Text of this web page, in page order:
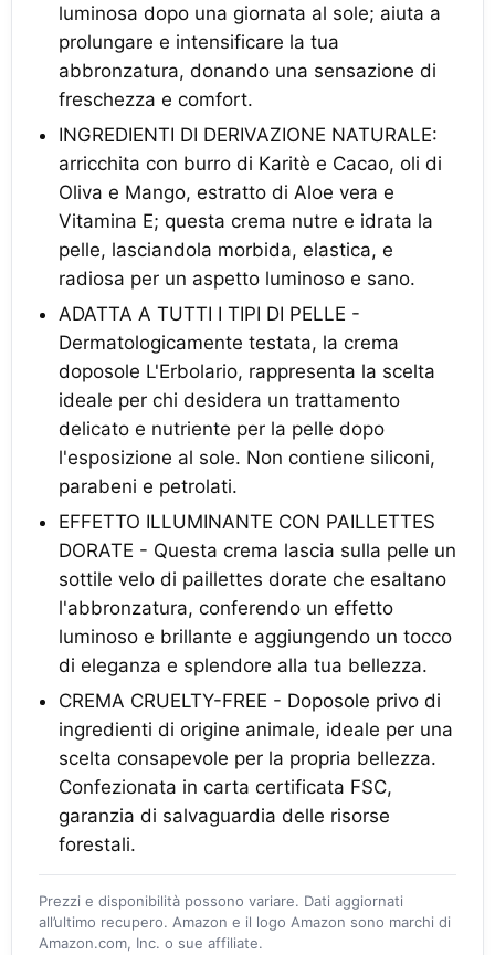
luminosa dopo una giornata al sole; aiuta a
prolungare e intensificare la tua
abbronzatura, donando una sensazione di
freschezza e comfort.
INGREDIENTI DI DERIVAZIONE NATURALE:
arricchita con burro di Karitè e Cacao, oli di
Oliva e Mango, estratto di Aloe vera e
Vitamina E; questa crema nutre e idrata la
pelle, lasciandola morbida, elastica, e
radiosa per un aspetto luminoso e sano.
ADATTA A TUTTI I TIPI DI PELLE -
Dermatologicamente testata, la crema
doposole L'Erbolario, rappresenta la scelta
ideale per chi desidera un trattamento
delicato e nutriente per la pelle dopo
l'esposizione al sole. Non contiene siliconi,
parabeni e petrolati.
EFFETTO ILLUMINANTE CON PAILLETTES
DORATE - Questa crema lascia sulla pelle un
sottile velo di paillettes dorate che esaltano
l'abbronzatura, conferendo un effetto
luminoso e brillante e aggiungendo un tocco
di eleganza e splendore alla tua bellezza.
CREMA CRUELTY-FREE - Doposole privo di
ingredienti di origine animale, ideale per una
scelta consapevole per la propria bellezza.
Confezionata in carta certificata FSC,
garanzia di salvaguardia delle risorse
forestali.
Prezzi e disponibilità possono variare. Dati aggiornati
all’ultimo recupero. Amazon e il logo Amazon sono marchi di
Amazon.com, Inc. o sue affiliate.